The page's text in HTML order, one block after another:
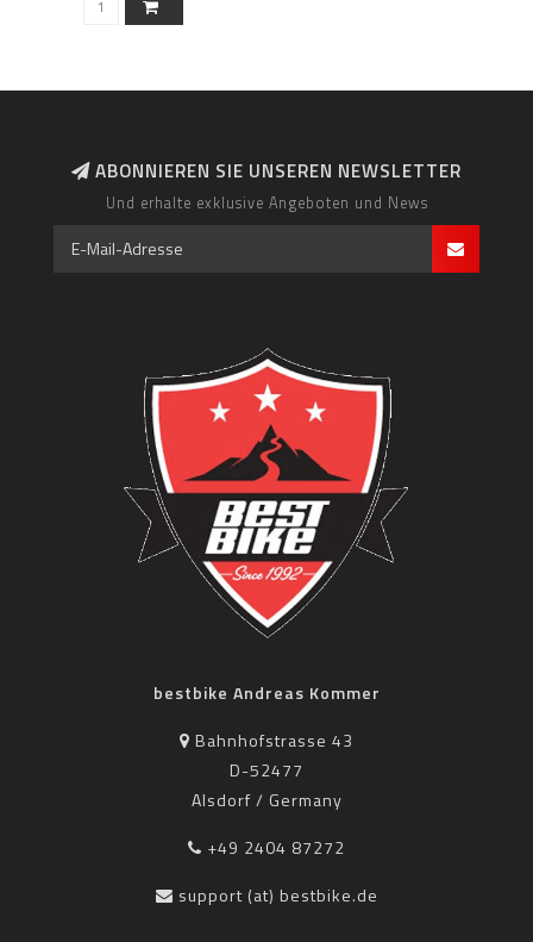
ABONNIEREN SIE UNSEREN NEWSLETTER
Und erhalte exklusive Angeboten und News
bestbike Andreas Kommer
Bahnhofstrasse 43
D-52477
Alsdorf / Germany
+49 2404 87272
support (at) bestbike.de